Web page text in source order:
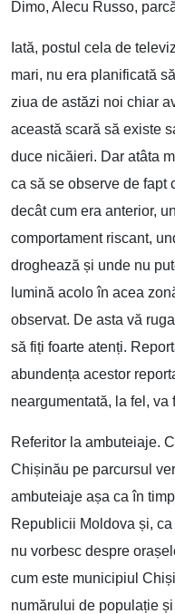
Dimo, Alecu Russo,
Iată, postul cela de
mari, nu era planificată
ziua de astăzi noi chiar
această scară să existe
duce nicăieri. Dar atâta
ca să se observe de fapt
decât cum era anterior,
comportament riscant,
droghează și unde nu
lumină acolo în acea
observat. De asta vă
să fiți foarte atenți.
abundența acestor
neargumentată, la fel, va
Referitor la ambuteiaje.
Chișinău pe parcursul
ambuteiaje așa ca în
Republicii Moldova și,
nu vorbesc despre
cum este municipiul
numărului de populație